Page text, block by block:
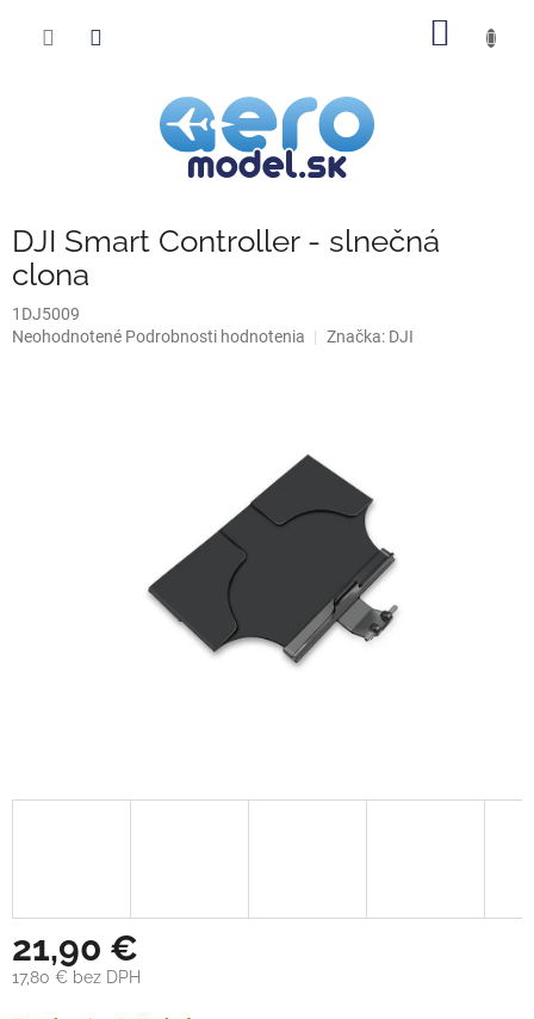
DJI Smart Controller - slnečná
clona
1DJ5009
Priemerné
Neohodnotené Podrobnosti hodnotenia Značka: DJI
21,90 €
17,80 € bez DPH